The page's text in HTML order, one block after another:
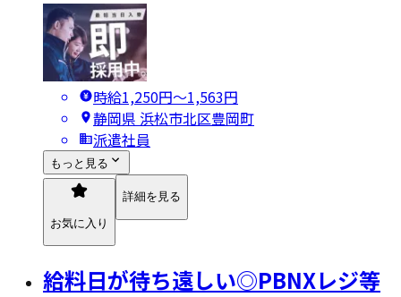
時給1,250円〜1,563円
静岡県 浜松市北区豊岡町
派遣社員
もっと見る
お気に入り
詳細を見る
給料日が待ち遠しい◎PBNXレジ等